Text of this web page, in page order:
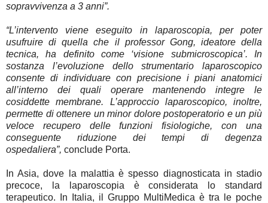
sopravvivenza a 3 anni”.
“L’intervento viene eseguito in laparoscopia, per poter
usufruire di quella che il professor Gong, ideatore della
tecnica, ha definito come ‘visione submicroscopica’. In
sostanza l’evoluzione dello strumentario laparoscopico
consente di individuare con precisione i piani anatomici
all’interno dei quali operare mantenendo integre le
cosiddette membrane. L’approccio laparoscopico, inoltre,
permette di ottenere un minor dolore postoperatorio e un più
veloce recupero delle funzioni fisiologiche, con una
conseguente riduzione dei tempi di degenza
ospedaliera”, conclude Porta.
In Asia, dove la malattia è spesso diagnosticata in stadio
precoce, la laparoscopia è considerata lo standard
terapeutico. In Italia, il Gruppo MultiMedica è tra le poche